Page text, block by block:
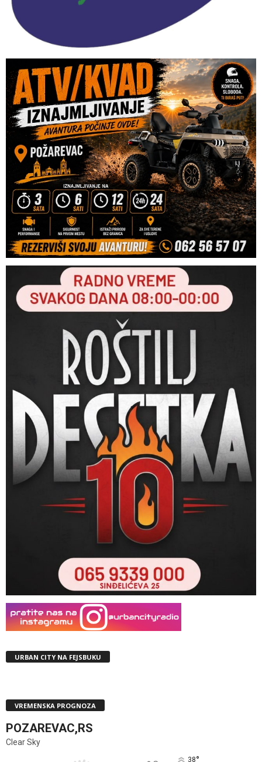
URBAN CITY NA FEJSBUKU
VREMENSKA PROGNOZA
POZAREVAC,RS
Clear Sky
38